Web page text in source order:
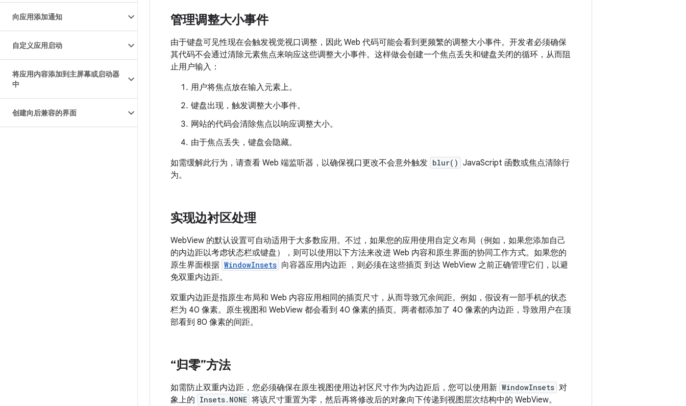
向应用添加通知
自定义应用启动
将应用内容添加到主屏幕或启动器
中
创建向后兼容的界面
管理调整大小事件
由于键盘可见性现在会触发视觉视口调整，因此 Web 代码可能会看到更频繁的调整大小事件。开发者必须确保
其代码不会通过清除元素焦点来响应这些调整大小事件。这样做会创建一个焦点丢失和键盘关闭的循环，从而阻
止用户输入：
用户将焦点放在输入元素上。
键盘出现，触发调整大小事件。
网站的代码会清除焦点以响应调整大小。
由于焦点丢失，键盘会隐藏。
如需缓解此行为，请查看 Web 端监听器，以确保视口更改不会意外触发 blur() JavaScript 函数或焦点清除行
为。
实现边衬区处理
WebView 的默认设置可自动适用于大多数应用。不过，如果您的应用使用自定义布局（例如，如果您添加自己
的内边距以考虑状态栏或键盘），则可以使用以下方法来改进 Web 内容和原生界面的协同工作方式。如果您的
原生界面根据 WindowInsets 向容器应用内边距 ，则必须在这些插页 到达 WebView 之前正确管理它们，以避
免双重内边距。
双重内边距是指原生布局和 Web 内容应用相同的插页尺寸，从而导致冗余间距。例如，假设有一部手机的状态
栏为 40 像素。原生视图和 WebView 都会看到 40 像素的插页。两者都添加了 40 像素的内边距，导致用户在顶
部看到 80 像素的间距。
“归零”方法
如需防止双重内边距，您必须确保在原生视图使用边衬区尺寸作为内边距后，您可以使用新 WindowInsets 对
象上的 Insets.NONE 将该尺寸重置为零，然后再将修改后的对象向下传递到视图层次结构中的 WebView。